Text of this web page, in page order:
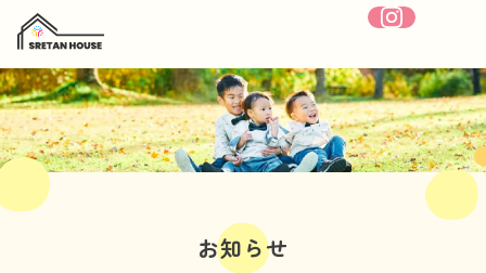
ホーム
SRETANHOUSEについて
お知らせ